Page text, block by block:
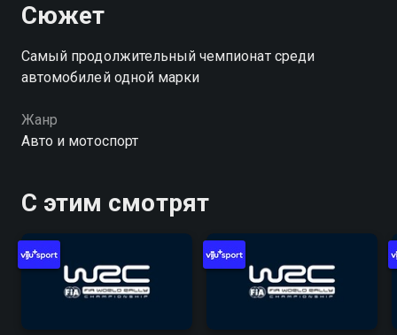
Сюжет
Самый продолжительный чемпионат среди
автомобилей одной марки
Жанр
Авто и мотоспорт
С этим смотрят